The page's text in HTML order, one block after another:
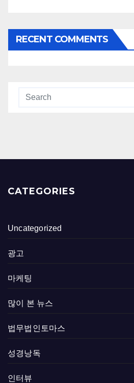
RECENT COMMENTS
CATEGORIES
Uncategorized
광고
마케팅
많이 본 뉴스
법무법인토마스
성경낭독
인터뷰